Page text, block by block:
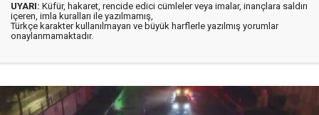
UYARI: Küfür, hakaret, rencide edici cümleler veya imalar, inançlara saldırı
içeren, imla kuralları ile yazılmamış,
Türkçe karakter kullanılmayan ve büyük harflerle yazılmış yorumlar
onaylanmamaktadır.